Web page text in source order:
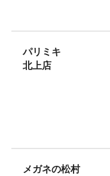
パリミキ
北上店
メガネの松村